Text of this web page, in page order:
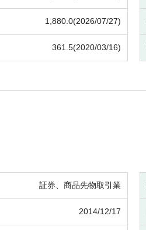
1,880.0(2026/07/27)
361.5(2020/03/16)
証券、商品先物取引業
2014/12/17